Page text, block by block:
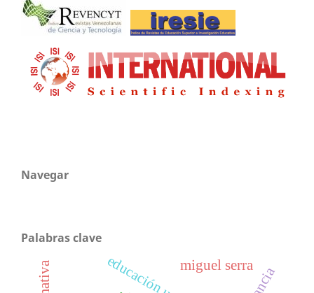
Navegar
Palabras clave
miguel serra